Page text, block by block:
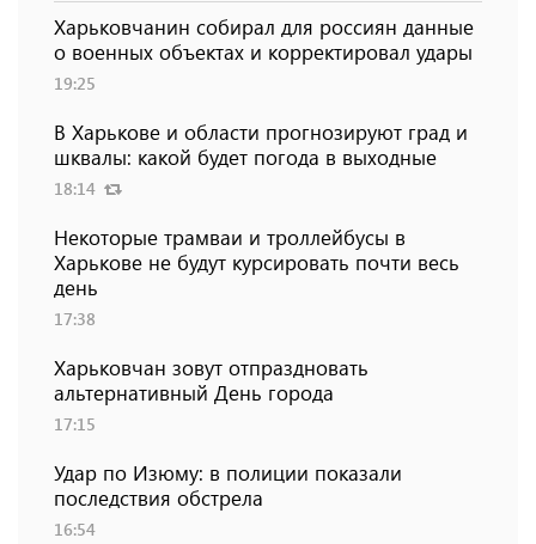
Харьковчанин собирал для россиян данные
о военных объектах и ​​корректировал удары
19:25
В Харькове и области прогнозируют град и
шквалы: какой будет погода в выходные
18:14
Некоторые трамваи и троллейбусы в
Харькове не будут курсировать почти весь
день
17:38
Харьковчан зовут отпраздновать
альтернативный День города
17:15
Удар по Изюму: в полиции показали
последствия обстрела
16:54